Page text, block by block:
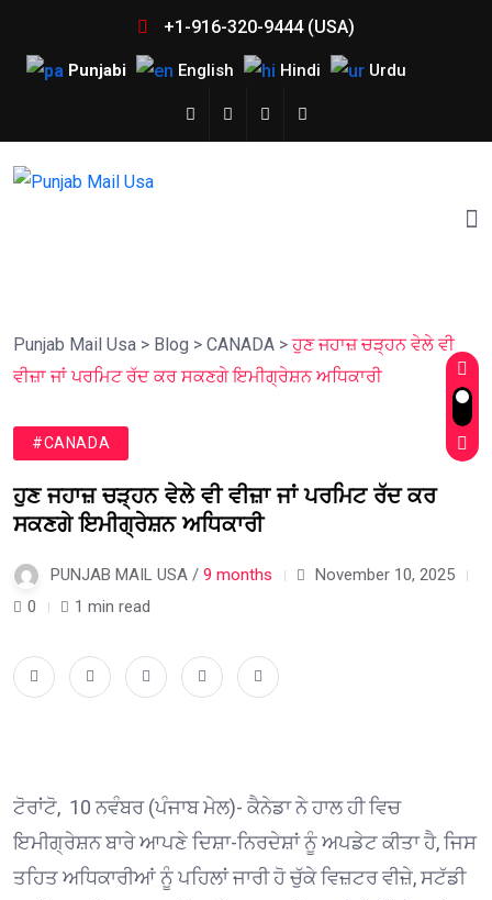
+1-916-320-9444 (USA)
Punjabi English Hindi Urdu
Punjab Mail Usa > Blog > CANADA >ਹੁਣ ਜਹਾਜ਼ ਚੜ੍ਹਨ ਵੇਲੇ ਵੀ
ਵੀਜ਼ਾ ਜਾਂ ਪਰਮਿਟ ਰੱਦ ਕਰ ਸਕਣਗੇ ਇਮੀਗ੍ਰੇਸ਼ਨ ਅਧਿਕਾਰੀ
#CANADA
ਹੁਣ ਜਹਾਜ਼ ਚੜ੍ਹਨ ਵੇਲੇ ਵੀ ਵੀਜ਼ਾ ਜਾਂ ਪਰਮਿਟ ਰੱਦ ਕਰ
ਸਕਣਗੇ ਇਮੀਗ੍ਰੇਸ਼ਨ ਅਧਿਕਾਰੀ
PUNJAB MAIL USA / 9 months
November 10, 2025
0
1 min read
ਟੋਰਾਂਟੋ, 10 ਨਵੰਬਰ (ਪੰਜਾਬ ਮੇਲ)- ਕੈਨੇਡਾ ਨੇ ਹਾਲ ਹੀ ਵਿਚ
ਇਮੀਗ੍ਰੇਸ਼ਨ ਬਾਰੇ ਆਪਣੇ ਦਿਸ਼ਾ-ਨਿਰਦੇਸ਼ਾਂ ਨੂੰ ਅਪਡੇਟ ਕੀਤਾ ਹੈ, ਜਿਸ
ਤਹਿਤ ਅਧਿਕਾਰੀਆਂ ਨੂੰ ਪਹਿਲਾਂ ਜਾਰੀ ਹੋ ਚੁੱਕੇ ਵਿਜ਼ਟਰ ਵੀਜ਼ੇ, ਸਟੱਡੀ